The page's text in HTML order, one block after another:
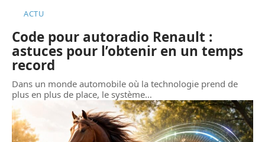
ACTU
Code pour autoradio Renault :
astuces pour l’obtenir en un temps
record
Dans un monde automobile où la technologie prend de
plus en plus de place, le système…